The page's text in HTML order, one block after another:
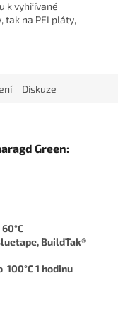
k vyhřívané
tak na PEI pláty,
Diskuze
Green:
BuildTak®
1 hodinu